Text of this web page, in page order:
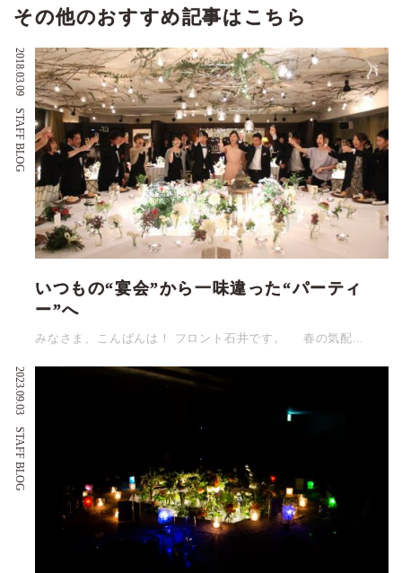
その他のおすすめ記事はこちら
2018.03.09
STAFF BLOG
いつもの“宴会”から一味違った“パーティ
ー”へ
みなさま、こんばんは！ フロント石井です。 春の気配...
2023.09.03
STAFF BLOG